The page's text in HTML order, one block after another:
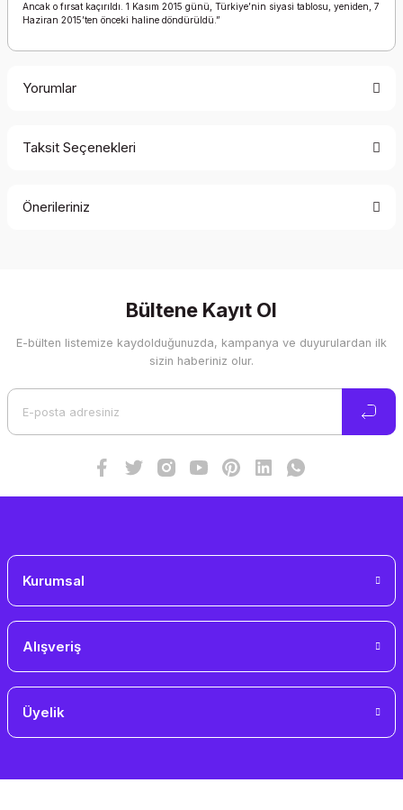
Ancak o fırsat kaçırıldı. 1 Kasım 2015 günü, Türkiye’nin siyasi tablosu, yeniden, 7
Haziran 2015’ten önceki haline döndürüldü.”
Yorumlar
Taksit Seçenekleri
Önerileriniz
Görüş ve önerileriniz için teşekkür ederiz.
Ürün resmi kalitesiz, bozuk veya görüntülenemiyor.
Bültene Kayıt Ol
E-bülten listemize kaydolduğunuzda, kampanya ve duyurulardan ilk
sizin haberiniz olur.
Kurumsal
Alışveriş
Üyelik